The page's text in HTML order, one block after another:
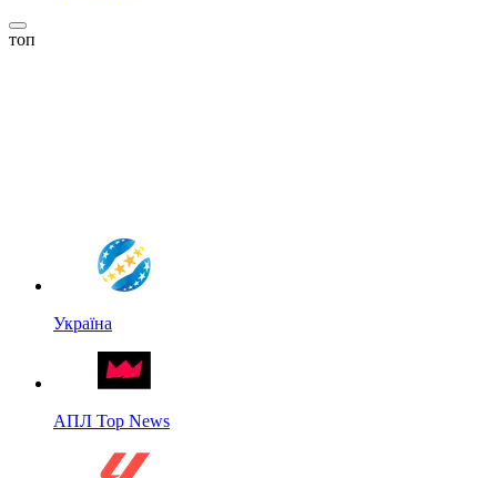
топ
Україна
АПЛ Top News